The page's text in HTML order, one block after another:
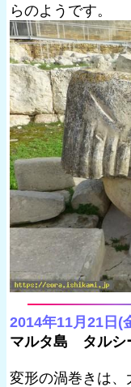
らのようです。
2014年11月21日(
マルタ島 タルシ
変形の渦巻きは